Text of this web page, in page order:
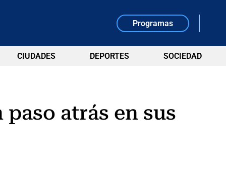
Programas
CIUDADES DEPORTES SOCIEDAD
atrás en sus